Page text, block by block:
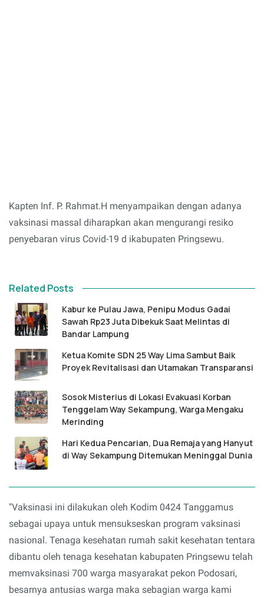
Kapten Inf. P. Rahmat.H menyampaikan dengan adanya
vaksinasi massal diharapkan akan mengurangi resiko
penyebaran virus Covid-19 d ikabupaten Pringsewu.
Related Posts
Kabur ke Pulau Jawa, Penipu Modus Gadai
Sawah Rp23 Juta Dibekuk Saat Melintas di
Bandar Lampung
Ketua Komite SDN 25 Way Lima Sambut Baik
Proyek Revitalisasi dan Utamakan Transparansi
Sosok Misterius di Lokasi Evakuasi Korban
Tenggelam Way Sekampung, Warga Mengaku
Merinding
Hari Kedua Pencarian, Dua Remaja yang Hanyut
di Way Sekampung Ditemukan Meninggal Dunia
"Vaksinasi ini dilakukan oleh Kodim 0424 Tanggamus
sebagai upaya untuk mensukseskan program vaksinasi
nasional. Tenaga kesehatan rumah sakit kesehatan tentara
dibantu oleh tenaga kesehatan kabupaten Pringsewu telah
memvaksinasi 700 warga masyarakat pekon Podosari,
besarnya antusias warga maka sebagian warga kami